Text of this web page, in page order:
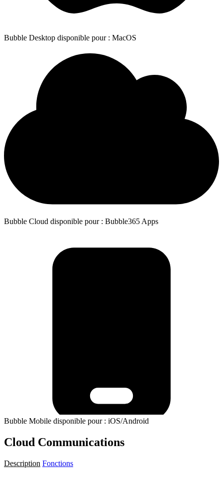
Bubble Desktop disponible pour : MacOS
Bubble Cloud disponible pour : Bubble365 Apps
Bubble Mobile disponible pour : iOS/Android
Cloud Communications
Description Fonctions